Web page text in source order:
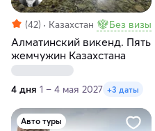
(42) Казахстан Без визы
Алматинский викенд. Пять
жемчужин Казахстана
4 дня 1 – 4 мая 2027 +3 даты
Авто туры